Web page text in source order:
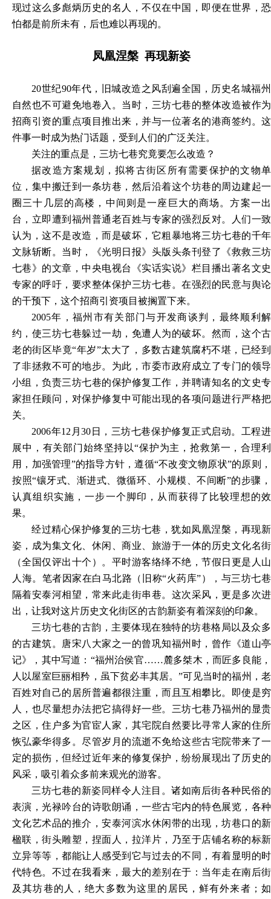
现过这么多彪炳历史的名人，不仅在中国，即便在世界，恐
怕都是前所未有，后也难以再现的。
凤凰涅槃 再现新姿
20世纪90年代，旧城改造之风刮遍全国，历史名城福州
自然也不可避免地卷入。当时，三坊七巷的整体改造被作为
招商引资的重点项目推出来，并与一位著名的港商签约。这
件事一时成为热门话题，受到人们的广泛关注。
关注的重点是，三坊七巷究竟要怎么改造？
据改造方案规划，拟将古街区所有需要保护的文物单
位，集中搬迁到一条坊巷，然后沿着这个坊巷的周边建起一
圈三十几层的高楼，中间则是一座巨大的商场。方案一出
台，立即遭到福州普通老百姓与专家的强烈反对。人们一致
认为，这不是改造，而是破坏，它粗暴地将三坊七巷的千年
文脉斩断。当时，《光明日报》头版头条刊登了《救救三坊
七巷》的文章，中央电视台《实话实说》栏目播出著名文史
专家的呼吁，要求整体保护三坊七巷。在强烈的民意与舆论
的干预下，这个招商引资项目被搁置下来。
2005年，福州市有关部门与开发商谈判，最终顺利解
约，使三坊七巷躲过一劫，免遭人为的破坏。然而，这个古
老的街区毕竟“年岁”太大了，多数古建筑腐朽不堪，已经到
了非拯救不可的地步。为此，市委市政府成立了专门的领导
小组，负责三坊七巷的保护修复工作，并聘请知名的文史专
家担任顾问，对保护修复中可能出现的各项问题进行严格把
关。
2006年12月30日，三坊七巷保护修复正式启动。工程进
展中，有关部门始终坚持以“保护为主，抢救第一，合理利
用，加强管理”的指导方针，遵循“不改变文物原状”的原则，
按照“镶牙式、渐进式、微循环、小规模、不间断”的步骤，
认真组织实施，一步一个脚印，从而获得了比较理想的效
果。
经过精心保护修复的三坊七巷，犹如凤凰涅槃，再现新
姿，成为集文化、休闲、商业、旅游于一体的历史文化名街
（全国仅评出十个）。平时游客络绎不绝，节假日更是人山
人海。笔者因家在白马北路（旧称“火药库”），与三坊七巷
隔着安泰河相望，常来此走街串巷。这次采风，更是多次进
出，让我对这片历史文化街区的古韵新姿有着深刻的印象。
三坊七巷的古韵，主要体现在独特的坊巷格局以及众多
的古建筑。唐宋八大家之一的曾巩知福州时，曾作《道山亭
记》，其中写道： “福州治侯官……麓多桀木，而匠多良能，
人以屋室巨丽相矜，虽下贫必丰其居。”可见当时的福州，老
百姓对自己的居所普遍都很注重，而且互相攀比。即使是穷
人，也尽量想办法把它搞得好一些。三坊七巷乃福州的显贵
之区，住户多为官宦人家，其宅院自然要比寻常人家的住所
恢弘豪华得多。尽管岁月的流逝不免给这些古宅院带来了一
定的损伤，但经过近年来的修复保护，纷纷展现出了历史的
风采，吸引着众多前来观光的游客。
三坊七巷的新姿同样令人注目。诸如南后街各种民俗的
表演，光禄吟台的诗歌朗诵，一些古宅内的特色展览，各种
文化艺术品的推介，安泰河滨水休闲带的出现，坊巷口的新
楹联，街头雕塑，捏面人，拉洋片，乃至于店铺名称的标新
立异等等，都能让人感受到它与过去的不同，有着显明的时
代特色。不过在我看来，最大的差别在于：当年走在南后街
及其坊巷的人，绝大多数为这里的居民，鲜有外来者；如